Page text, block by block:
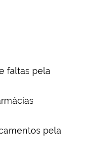
faltas pela
pela